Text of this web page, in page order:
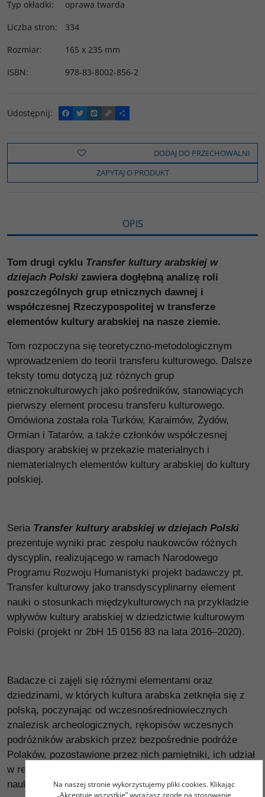
Typ okładki:
oprawa twarda
Liczba stron:
334
Rozmiar:
165 x 235 mm
ISBN: 978-83-8002-856-2
Udostępnij:
F
a
e
o
k
T
w
t
t
e
W
y
o
C
o
y
i
n
k
P
o
z
e
l
s
DODAJ DO PRZECHOWALNI
ZAPYTAJ O PRODUKT
OPIS
Tom drugi cyklu Transfer kultury arabskiej w
dziejach Polski zawiera dogłębną analizę roli
poszczególnych grup etnicznych dawnej i
współczesnej Rzeczypospolitej w transferze
elementów kultury arabskiej na nasze ziemie.
Tom rozpoczyna się teoretyczno-metodologicznym
wprowadzeniem do teorii transferu kulturowego. Dalsze
teksty tomu dotyczą już różnych grup
etnicznokulturowych jako pośredników, stanowiących
pierwszy element procesu transferu kulturowego.
Omówiona została rola Turków, Karaimów, Żydów,
Ormian i Tatarów, a także członków współczesnej
diaspory arabskiej w przekazie materialnych i
niematerialnych elementów kultury arabskiej do kultury
polskiej.
Seria Transfer kultury arabskiej w dziejach Polski
prezentuje wyniki prac zespołu naukowców różnych
dyscyplin, realizującego w ramach Narodowego
Programu Rozwoju Humanistyki projekt badawczy pt.
Transfer kulturowy jako transdyscyplinarny element
nauki o stosunkach międzykulturowych na przykładzie
wpływów kultury arabskiej w dziedzictwie kulturowym
Polski (projekt nr 2bH 15 0156 83 na lata 2016–2020).
Badacze ci zajęli się różnymi elementami oraz
dziedzinami, w których kultura arabska zetknęła się z
polską, poczynając od wczesnośredniowiecznych
znalezisk archeologicznych, rękopisów wczesnych
podróżników arabskich przez bezpośrednie podróże
Polaków, pozostawione przez nich pamiętniki, ich udział
w relacjach dyplomatycznych ze światem arabskim po
naukę, literaturę i sztukę. W ramach projektu autorzy
Na naszej stronie wykorzystujemy pliki cookies. Klikając
„Akceptuję wszystkie” wyrażasz zgodę na stosowanie